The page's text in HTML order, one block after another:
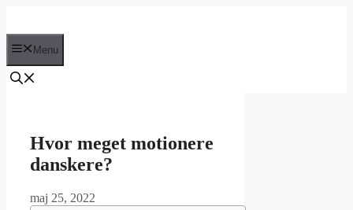
Menu
Hvor meget motionere
danskere?
maj 25, 2022